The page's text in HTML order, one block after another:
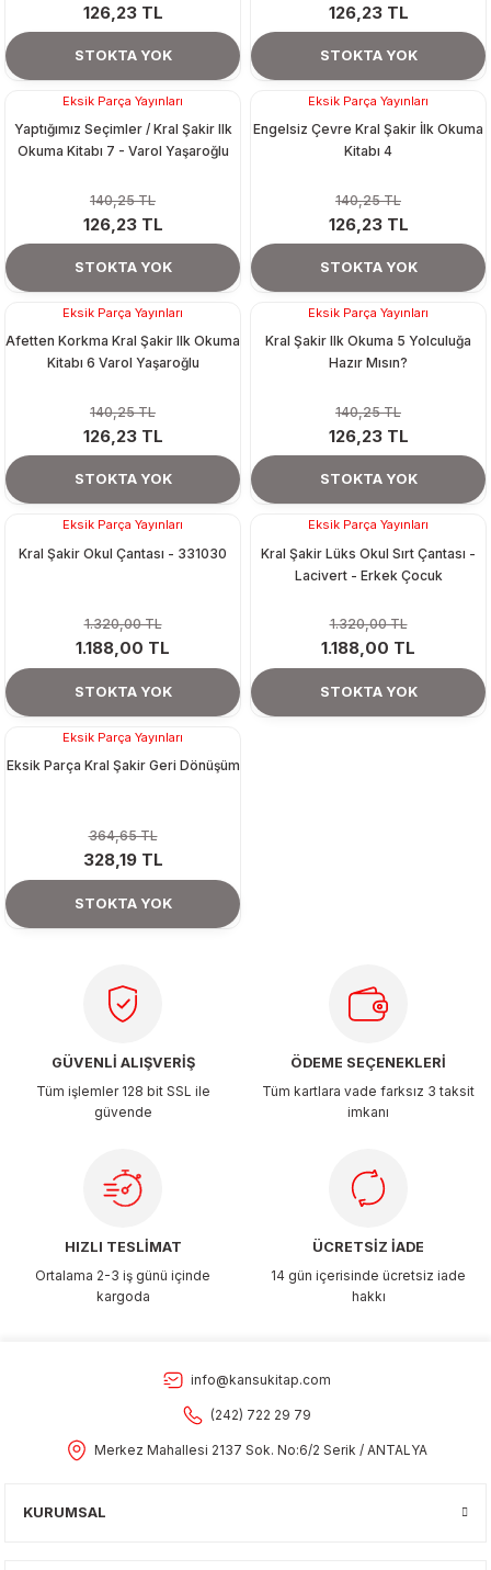
126,23 TL
STOKTA YOK
126,23 TL
STOKTA YOK
Eksik Parça Yayınları
Yaptığımız Seçimler / Kral Şakir Ilk
Okuma Kitabı 7 - Varol Yaşaroğlu
140,25 TL
126,23 TL
STOKTA YOK
Eksik Parça Yayınları
Engelsiz Çevre Kral Şakir İlk Okuma
Kitabı 4
140,25 TL
126,23 TL
STOKTA YOK
Eksik Parça Yayınları
Afetten Korkma Kral Şakir Ilk Okuma
Kitabı 6 Varol Yaşaroğlu
140,25 TL
126,23 TL
STOKTA YOK
Eksik Parça Yayınları
Kral Şakir Ilk Okuma 5 Yolculuğa
Hazır Mısın?
140,25 TL
126,23 TL
STOKTA YOK
Eksik Parça Yayınları
Kral Şakir Okul Çantası - 331030
1.320,00 TL
1.188,00 TL
STOKTA YOK
Eksik Parça Yayınları
Kral Şakir Lüks Okul Sırt Çantası -
Lacivert - Erkek Çocuk
1.320,00 TL
1.188,00 TL
STOKTA YOK
Eksik Parça Yayınları
Eksik Parça Kral Şakir Geri Dönüşüm
364,65 TL
328,19 TL
STOKTA YOK
GÜVENLİ ALIŞVERİŞ
Tüm işlemler 128 bit SSL ile
güvende
ÖDEME SEÇENEKLERİ
Tüm kartlara vade farksız 3 taksit
imkanı
HIZLI TESLİMAT
Ortalama 2-3 iş günü içinde
kargoda
ÜCRETSİZ İADE
14 gün içerisinde ücretsiz iade
hakkı
info@kansukitap.com
(242) 722 29 79
Merkez Mahallesi 2137 Sok. No:6/2 Serik / ANTALYA
KURUMSAL